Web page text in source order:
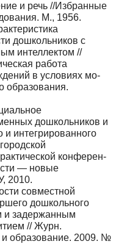
и речь //Избранные
М., 1956.
дошкольников с
интеллектом //
работа
в условиях мо­
образования.
дошкольников и
и интегрированного
конферен­
— новые
2010.
совместной
дошкольного
и задержанным
// Журн.
и образование. 2009. №